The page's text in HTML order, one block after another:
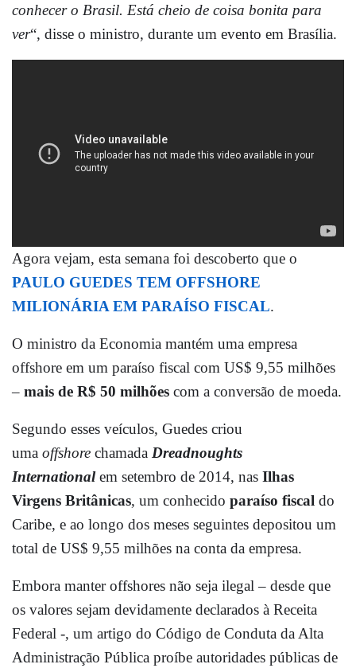
conhecer o Brasil. Está cheio de coisa bonita para
ver“, disse o ministro, durante um evento em Brasília.
Agora vejam, esta semana foi descoberto que o
PAULO GUEDES TEM OFFSHORE
MILIONÁRIA EM PARAÍSO FISCAL.
O ministro da Economia mantém uma empresa
offshore em um paraíso fiscal com US$ 9,55 milhões
– mais de R$ 50 milhões com a conversão de moeda.
Segundo esses veículos, Guedes criou
uma offshore chamada Dreadnoughts
Internationalem setembro de 2014, nas Ilhas
Virgens Britânicas, um conhecido paraíso fiscal do
Caribe, e ao longo dos meses seguintes depositou um
total de US$ 9,55 milhões na conta da empresa.
Embora manter offshores não seja ilegal – desde que
os valores sejam devidamente declarados à Receita
Federal -, um artigo do Código de Conduta da Alta
Administração Pública proíbe autoridades públicas de